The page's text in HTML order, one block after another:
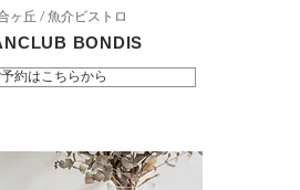
ヶ丘 / 魚介ビストロ
BONDIS
約はこちらから